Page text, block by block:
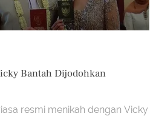
Bantah Dijodohkan
resmi menikah dengan Vicky